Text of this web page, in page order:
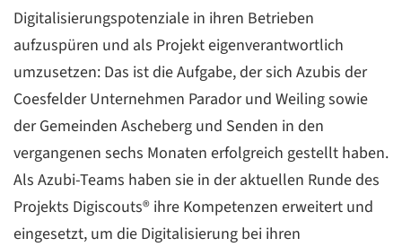
Digitalisierungspotenziale in ihren Betrieben
aufzuspüren und als Projekt eigenverantwortlich
umzusetzen: Das ist die Aufgabe, der sich Azubis der
Coesfelder Unternehmen Parador und Weiling sowie
der Gemeinden Ascheberg und Senden in den
vergangenen sechs Monaten erfolgreich gestellt haben.
Als Azubi-Teams haben sie in der aktuellen Runde des
Projekts Digiscouts® ihre Kompetenzen erweitert und
eingesetzt, um die Digitalisierung bei ihren